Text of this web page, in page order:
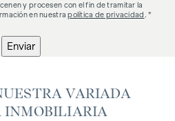
y procesen con el fin de tramitar la
en nuestrapolítica de privacidad . *
Enviar
VARIADA
INMOBILIARIA